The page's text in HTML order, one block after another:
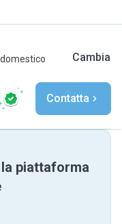
Cambia
Contatta
piattaforma